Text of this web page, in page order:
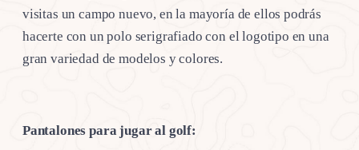
visitas un campo nuevo, en la mayoría de ellos podrás
hacerte con un polo serigrafiado con el logotipo en una
gran variedad de modelos y colores.
Pantalones para jugar al golf: